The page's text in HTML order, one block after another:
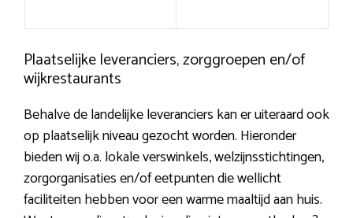
Plaatselijke leveranciers, zorggroepen en/of
wijkrestaurants
Behalve de landelijke leveranciers kan er uiteraard ook
op plaatselijk niveau gezocht worden. Hieronder
bieden wij o.a. lokale verswinkels, welzijnsstichtingen,
zorgorganisaties en/of eetpunten die wellicht
faciliteiten hebben voor een warme maaltijd aan huis.